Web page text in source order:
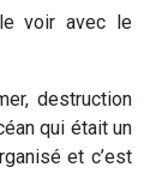
voir avec le
destruction
qui était un
et c’est